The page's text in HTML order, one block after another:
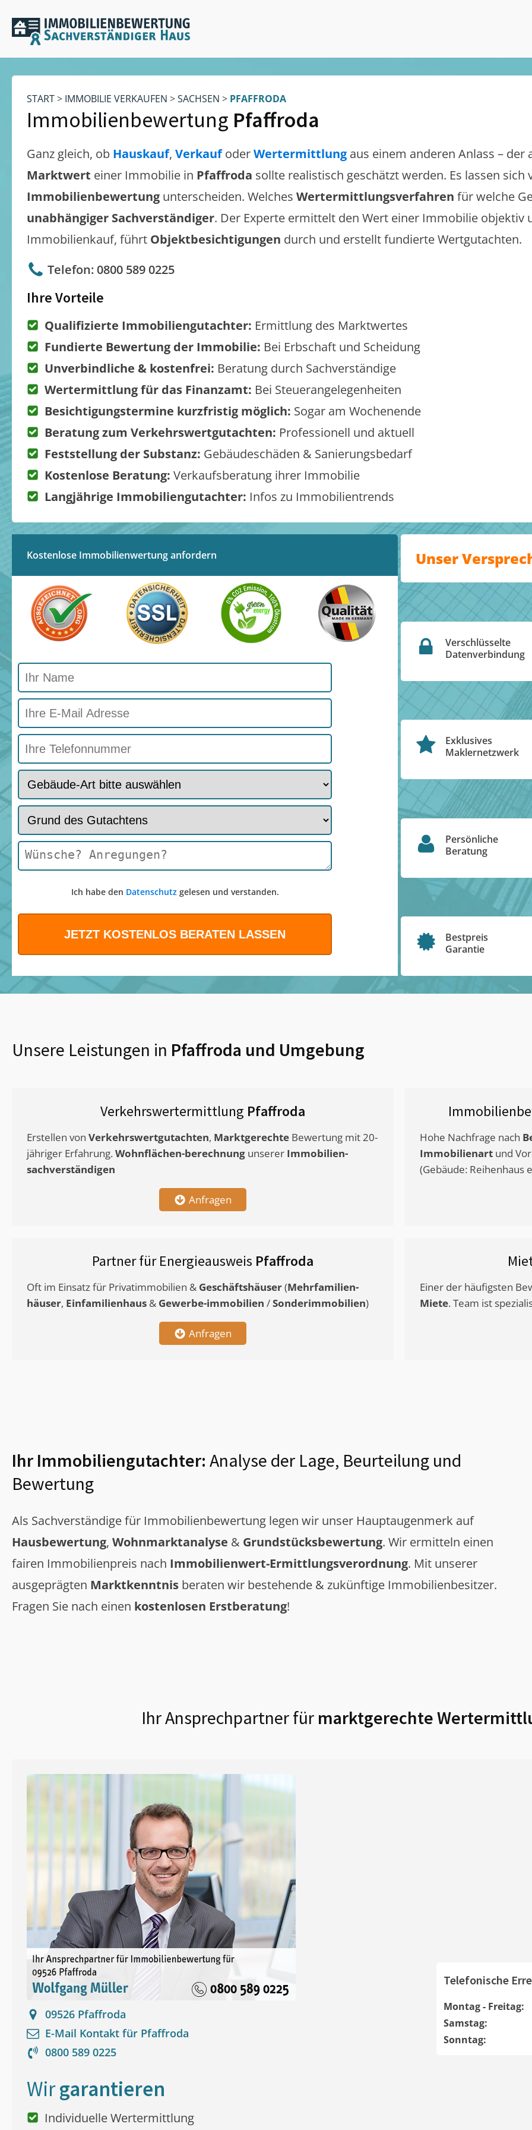
START> IMMOBILIE VERKAUFEN >SACHSEN > PFAFFRODA
Immobilienbewertung Pfaffroda
Ganz gleich, ob Hauskauf, VerkaufoderWertermittlung aus einem anderen Anlass – der
Marktwert einer Immobilie in Pfaffroda sollte realistisch geschätzt werden. Es lassen sich
Immobilienbewertung unterscheiden. Welches Wertermittlungsverfahren für welche
unabhängiger Sachverständiger. Der Experte ermittelt den Wert einer Immobilie objektiv
Immobilienkauf, führt Objektbesichtigungen durch und erstellt fundierte Wertgutachten.
Telefon: 0800 589 0225
Ihre Vorteile
Qualifizierte Immobiliengutachter: Ermittlung des Marktwertes
Fundierte Bewertung der Immobilie: Bei Erbschaft und Scheidung
Unverbindliche & kostenfrei: Beratung durch Sachverständige
Wertermittlung für das Finanzamt: Bei Steuerangelegenheiten
Besichtigungstermine kurzfristig möglich: Sogar am Wochenende
Beratung zum Verkehrswertgutachten: Professionell und aktuell
Feststellung der Substanz: Gebäudeschäden & Sanierungsbedarf
Kostenlose Beratung: Verkaufsberatung ihrer Immobilie
Langjährige Immobiliengutachter: Infos zu Immobilientrends
Kostenlose Immobilienwertung anfordern
Ich habe den Datenschutzgelesen und verstanden.
Unser
Verschlüsselte
Datenverbindung
Exklusives
Maklernetzwerk
Persönliche
Beratung
Bestpreis
Garantie
Unsere Leistungen in Pfaffroda und Umgebung
Verkehrswertermittlung Pfaffroda
Erstellen von Verkehrswertgutachten, Marktgerechte Bewertung mit 20-
jähriger Erfahrung. Wohnflächen-berechnung unserer Immobilien-
sachverständigen
Anfragen
Hohe Nachfrage nach
Immobilienart und
(Gebäude: Reihenhaus
Partner für Energieausweis Pfaffroda
Oft im Einsatz für Privatimmobilien & Geschäftshäuser(Mehrfamilien-
häuser, Einfamilienhaus & Gewerbe-immobilien /Sonderimmobilien)
Anfragen
Einer der häufigsten
Miete. Team ist
Ihr Immobiliengutachter: Analyse der Lage, Beurteilung und
Bewertung
Als Sachverständige für Immobilienbewertung legen wir unser Hauptaugenmerk auf
Hausbewertung, Wohnmarktanalyse & Grundstücksbewertung. Wir ermitteln einen
fairen Immobilienpreis nach Immobilienwert-Ermittlungsverordnung. Mit unserer
ausgeprägten Marktkenntnis beraten wir bestehende & zukünftige Immobilienbesitzer.
Fragen Sie nach einen kostenlosen Erstberatung!
Ihr Ansprechpartner fürmarktgerechte
09526 Pfaffroda
E-Mail Kontakt für Pfaffroda
0800 589 0225
Telefonische
Montag - Freitag:
Samstag:
Sonntag:
Wirgarantieren
Individuelle Wertermittlung